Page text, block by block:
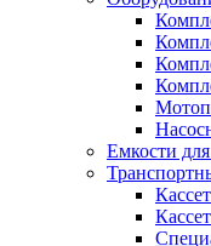
Емкости